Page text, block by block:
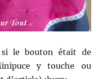
si le bouton était de
y touche ou